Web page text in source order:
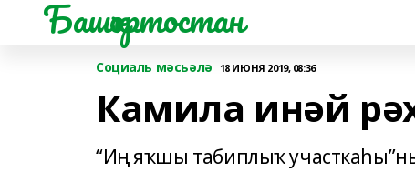
Башҡортостан
Социаль мәсьәлә 18 ИЮНЯ 2019, 08:36
Камила инәй
“Иң яҡшы табиплыҡ